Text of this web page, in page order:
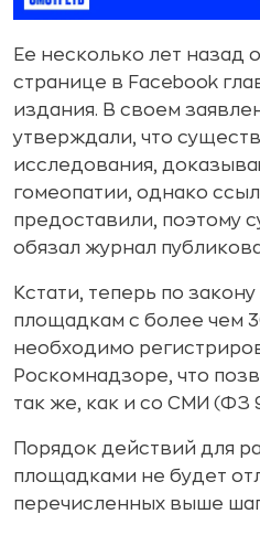
Ее несколько лет назад
странице в Facebook
издания. В своем
утверждали, что
исследования,
гомеопатии, однако
предоставили, поэтому
обязал журнал
Кстати, теперь по
площадкам с более чем
необходимо
Роскомнадзоре, что
так же, как и со СМИ (ФЗ
Порядок действий для
площадками не будет
перечисленных выше